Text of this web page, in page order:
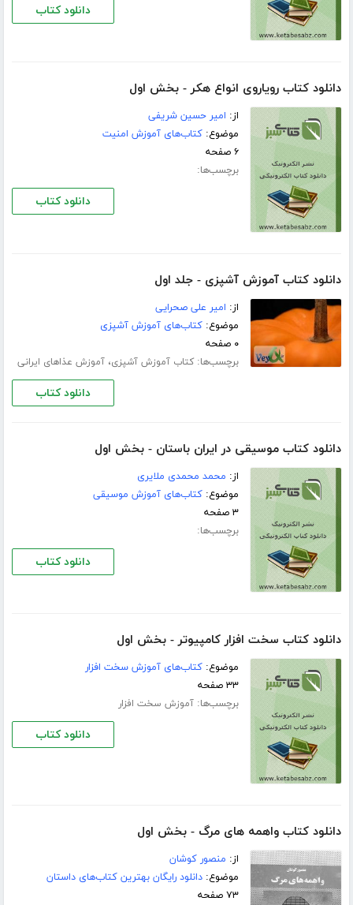
دانلود کتاب
دانلود کتاب رویاروی انواع هکر - بخش اول
از: امیر حسین شریفی
موضوع:کتاب‌های آموزش امنیت
۶ صفحه
برچسب‌ها:
دانلود کتاب
دانلود کتاب آموزش آشپزی - جلد اول
از: امیر علی صحرایی
موضوع:کتاب‌های آموزش آشپزی
۰ صفحه
برچسب‌ها:کتاب آموزش آشپزی،آموزش عذاهای ایرانی
دانلود کتاب
دانلود کتاب موسیقی در ایران باستان - بخش اول
از: محمد محمدی ملایری
موضوع:کتاب‌های آموزش موسیقی
۳ صفحه
برچسب‌ها:
دانلود کتاب
دانلود کتاب سخت افزار کامپیوتر - بخش اول
موضوع:کتاب‌های آموزش سخت افزار
۳۳ صفحه
برچسب‌ها:آموزش سخت افزار
دانلود کتاب
دانلود کتاب واهمه های مرگ - بخش اول
از: منصور کوشان
موضوع:دانلود رایگان بهترین کتاب‌های داستان
۷۳ صفحه